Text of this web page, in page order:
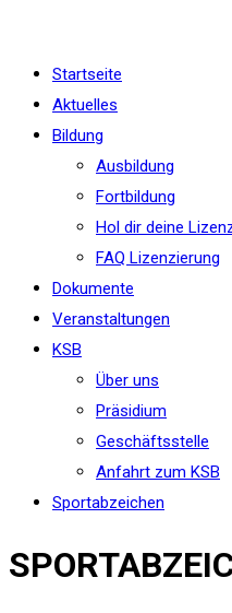
Startseite
Aktuelles
Bildung
Ausbildung
Fortbildung
Hol dir deine
FAQ Lizenzierung
Dokumente
Veranstaltungen
KSB
Über uns
Präsidium
Geschäftsstelle
Anfahrt zum KSB
Sportabzeichen